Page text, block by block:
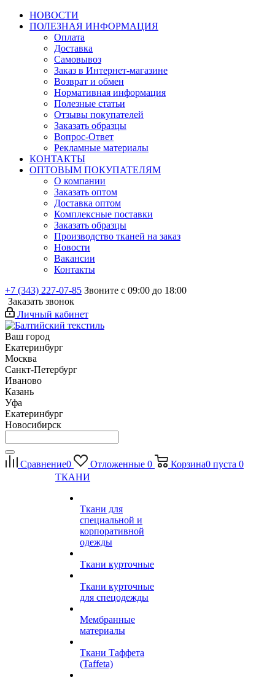
НОВОСТИ
ПОЛЕЗНАЯ ИНФОРМАЦИЯ
Оплата
Доставка
Самовывоз
Заказ в Интернет-магазине
Возврат и обмен
Нормативная информация
Полезные статьи
Отзывы покупателей
Заказать образцы
Вопрос-Ответ
Рекламные материалы
КОНТАКТЫ
ОПТОВЫМ ПОКУПАТЕЛЯМ
О компании
Заказать оптом
Доставка оптом
Комплексные поставки
Заказать образцы
Производство тканей на заказ
Новости
Вакансии
Контакты
+7 (343) 227-07-85 Звоните с 09:00 до 18:00
Заказать звонок
Личный кабинет
Ваш город
Екатеринбург
Москва
Санкт-Петербург
Иваново
Казань
Уфа
Екатеринбург
Новосибирск
Сравнение0 Отложенные 0 Корзина0 пуста 0
ТКАНИ
Ткани для
специальной и
корпоративной
одежды
Ткани курточные
Ткани курточные
для спецодежды
Мембранные
материалы
Ткани Таффета
(Taffeta)